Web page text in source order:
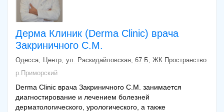
Дерма Клиник (Derma Clinic) врача
Закриничного С.М.
Одесса Центр ул. Раскидайловская, 67 Б, ЖК Пространство
р.Приморский
Derma Clinic врача Закриничного С.М. занимается
диагностирование и лечением болезней
дерматологического, урологического, а также